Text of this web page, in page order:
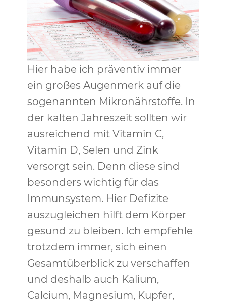
Hier habe ich präventiv immer
ein großes Augenmerk auf die
sogenannten Mikronährstoffe. In
der kalten Jahreszeit sollten wir
ausreichend mit Vitamin C,
Vitamin D, Selen und Zink
versorgt sein. Denn diese sind
besonders wichtig für das
Immunsystem. Hier Defizite
auszugleichen hilft dem Körper
gesund zu bleiben. Ich empfehle
trotzdem immer, sich einen
Gesamtüberblick zu verschaffen
und deshalb auch Kalium,
Calcium, Magnesium, Kupfer,